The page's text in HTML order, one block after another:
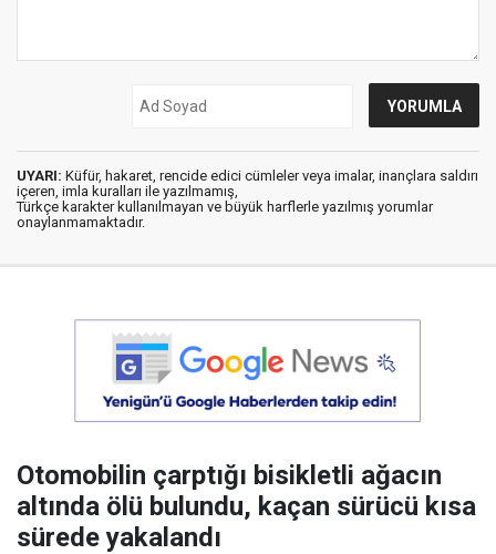
UYARI: Küfür, hakaret, rencide edici cümleler veya imalar, inançlara saldırı
içeren, imla kuralları ile yazılmamış,
Türkçe karakter kullanılmayan ve büyük harflerle yazılmış yorumlar
onaylanmamaktadır.
Otomobilin çarptığı bisikletli ağacın
altında ölü bulundu, kaçan sürücü kısa
sürede yakalandı